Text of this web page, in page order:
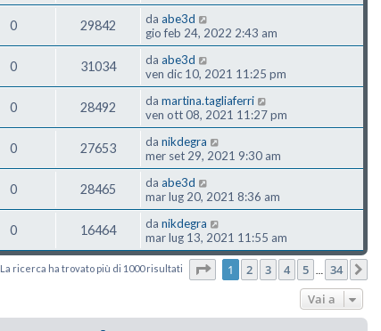
0 29842 da abe3d
gio feb 24, 2022 2:43 am
0 31034 da abe3d
ven dic 10, 2021 11:25 pm
0 28492 da martina.tagliaferri
ven ott 08, 2021 11:27 pm
0 27653 da nikdegra
mer set 29, 2021 9:30 am
0 28465 da abe3d
mar lug 20, 2021 8:36 am
0 16464 da nikdegra
mar lug 13, 2021 11:55 am
La ricerca ha trovato più di 1000 risultati Pagina di 34
1 2 3 4 5 34
Vai a